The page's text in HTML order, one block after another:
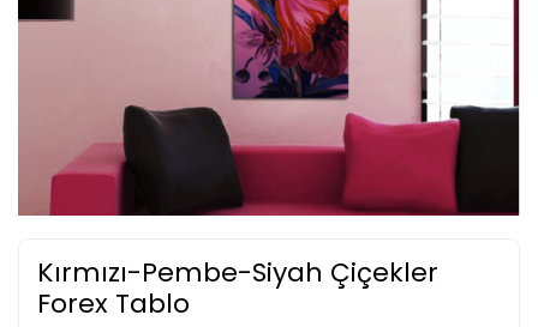
Kırmızı-Pembe-Siyah Çiçekler
Forex Tablo